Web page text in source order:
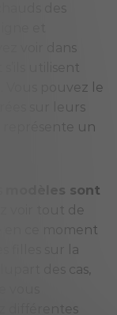
des
et
voir dans
utilisent
Vous pouvez le
sur leurs
un
modèles sont
voir tout de
en ce moment
filles sur la
des cas,
vous
différentes